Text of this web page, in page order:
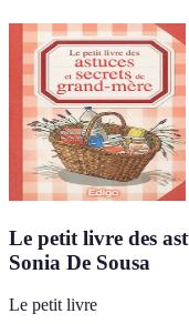
Le petit livre des
Sonia De Sousa
Le petit livre